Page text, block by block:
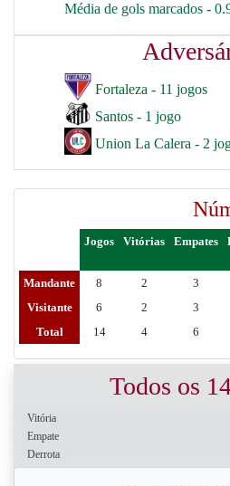
Média de gols marcados -
Fortaleza - 11 jogos
Santos - 1 jogo
Union La Calera - 2
Jogos Vitórias Empates
Mandante 8 2 3
Visitante
6 2 3
Total
14 4 6
Todos os
Vitória
Empate
Derrota